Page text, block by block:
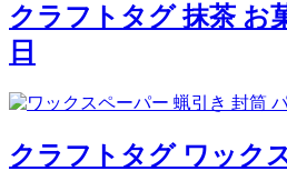
クラフトタグ 抹茶 お
日
クラフトタグ ワック